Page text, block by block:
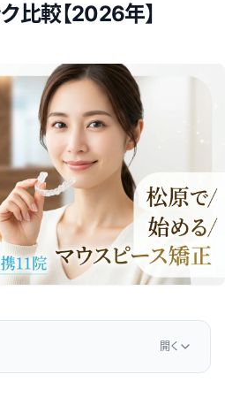
比較【2026年】
開く